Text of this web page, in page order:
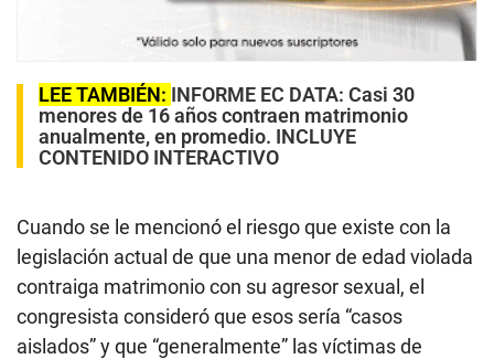
LEE TAMBIÉN: INFORME EC DATA: Casi 30
menores de 16 años contraen matrimonio
anualmente, en promedio. INCLUYE
CONTENIDO INTERACTIVO
Cuando se le mencionó el riesgo que existe con la
legislación actual de que una menor de edad violada
contraiga matrimonio con su agresor sexual, el
congresista consideró que esos sería “casos
aislados” y que “generalmente” las víctimas de